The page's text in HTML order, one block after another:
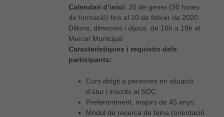
Calendari d’inici: 20 de gener (30 hores
de formació) fins el 10 de febrer de 2020.
Dilluns, dimecres i dijous de 16h a 19h al
Mercat Municipal
Característiques i requisits dels
participants:
Curs dirigit a persones en situació
d’atur i inscrits al SOC
Preferentment, majors de 45 anys.
Mòdul de recerca de feina (orientació